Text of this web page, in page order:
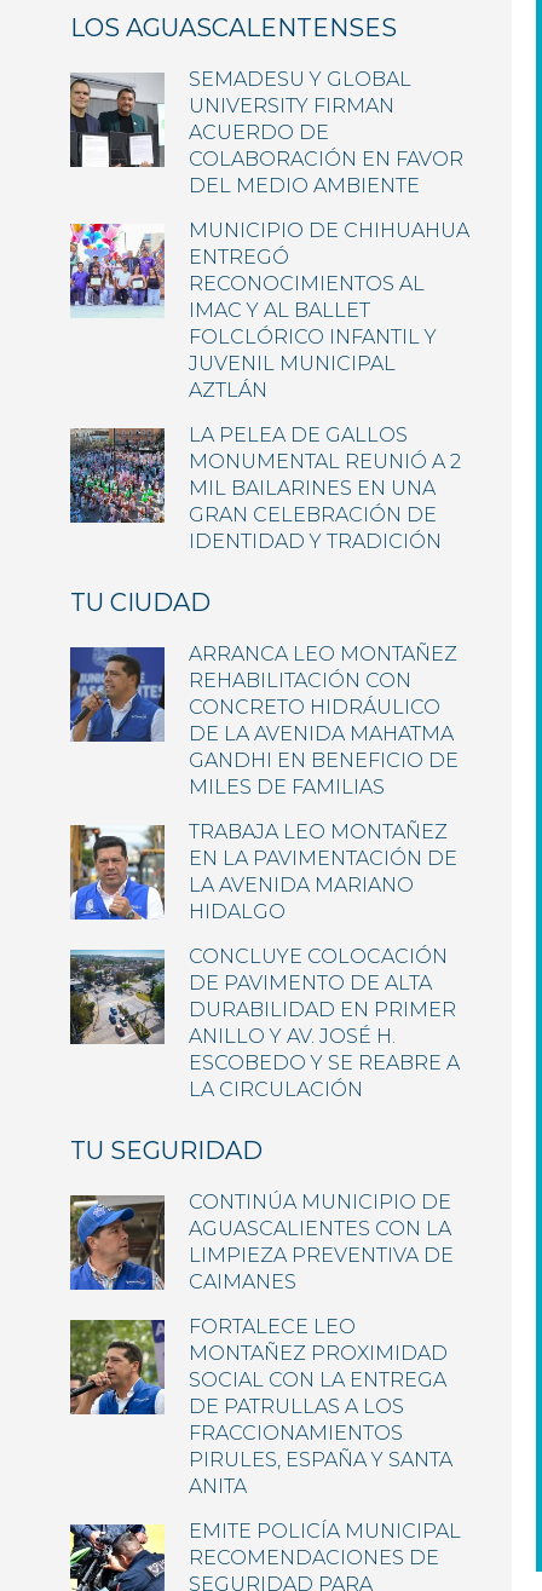
LOS AGUASCALENTENSES
SEMADESU Y GLOBAL
UNIVERSITY FIRMAN
ACUERDO DE
COLABORACIÓN EN FAVOR
DEL MEDIO AMBIENTE
MUNICIPIO DE CHIHUAHUA
ENTREGÓ
RECONOCIMIENTOS AL
IMAC Y AL BALLET
FOLCLÓRICO INFANTIL Y
JUVENIL MUNICIPAL
AZTLÁN
LA PELEA DE GALLOS
MONUMENTAL REUNIÓ A 2
MIL BAILARINES EN UNA
GRAN CELEBRACIÓN DE
IDENTIDAD Y TRADICIÓN
TU CIUDAD
ARRANCA LEO MONTAÑEZ
REHABILITACIÓN CON
CONCRETO HIDRÁULICO
DE LA AVENIDA MAHATMA
GANDHI EN BENEFICIO DE
MILES DE FAMILIAS
TRABAJA LEO MONTAÑEZ
EN LA PAVIMENTACIÓN DE
LA AVENIDA MARIANO
HIDALGO
CONCLUYE COLOCACIÓN
DE PAVIMENTO DE ALTA
DURABILIDAD EN PRIMER
ANILLO Y AV. JOSÉ H.
ESCOBEDO Y SE REABRE A
LA CIRCULACIÓN
TU SEGURIDAD
CONTINÚA MUNICIPIO DE
AGUASCALIENTES CON LA
LIMPIEZA PREVENTIVA DE
CAIMANES
FORTALECE LEO
MONTAÑEZ PROXIMIDAD
SOCIAL CON LA ENTREGA
DE PATRULLAS A LOS
FRACCIONAMIENTOS
PIRULES, ESPAÑA Y SANTA
ANITA
EMITE POLICÍA MUNICIPAL
RECOMENDACIONES DE
SEGURIDAD PARA